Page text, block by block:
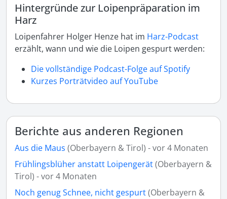
Hintergründe zur Loipenpräparation im
Harz
Loipenfahrer Holger Henze hat im Harz-Podcast
erzählt, wann und wie die Loipen gespurt werden:
Die vollständige Podcast-Folge auf Spotify
Kurzes Porträtvideo auf YouTube
Berichte aus anderen Regionen
Aus die Maus (Oberbayern & Tirol) - vor 4 Monaten
Frühlingsblüher anstatt Loipengerät(Oberbayern &
Tirol) - vor 4 Monaten
Noch genug Schnee, nicht gespurt(Oberbayern &